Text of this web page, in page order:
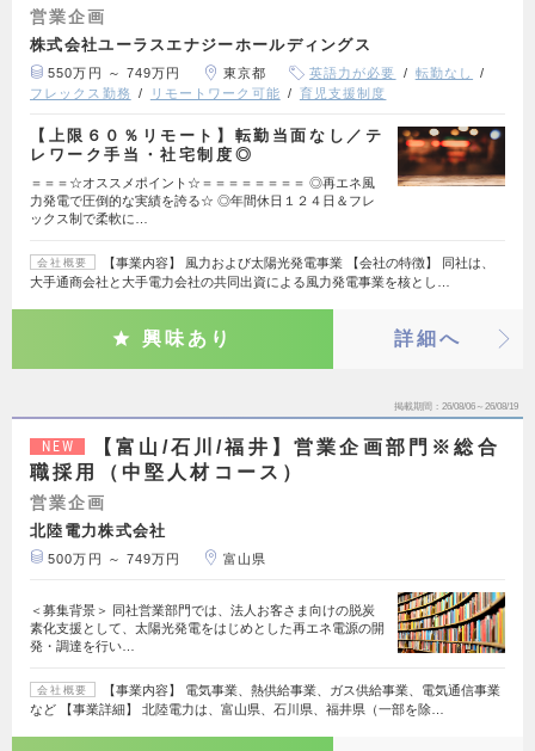
営業企画
株式会社ユーラスエナジーホールディングス
550万円 ～ 749万円 東京都 英語力が必要
転勤なし
フレックス勤務
リモートワーク可能 育児支援制度
【上限６０％リモート】転勤当面なし／テ
レワーク手当・社宅制度◎
＝＝＝☆オススメポイント☆＝＝＝＝＝＝＝＝ ◎再エネ風
力発電で圧倒的な実績を誇る☆ ◎年間休日１２４日＆フレ
ックス制で柔軟に…
会社概要
【事業内容】 風力および太陽光発電事業 【会社の特徴】 同社は、
大手通商会社と大手電力会社の共同出資による風力発電事業を核とし…
興味あり 詳細へ
掲載期間 26/08/06～26/08/19
NEW
【富山/石川/福井】営業企画部門※総合
職採用（中堅人材コース）
営業企画
北陸電力株式会社
500万円 ～ 749万円 富山県
＜募集背景＞ 同社営業部門では、法人お客さま向けの脱炭
素化支援として、太陽光発電をはじめとした再エネ電源の開
発・調達を行い…
会社概要
【事業内容】 電気事業、熱供給事業、ガス供給事業、電気通信事業
など 【事業詳細】 北陸電力は、富山県、石川県、福井県（一部を除…